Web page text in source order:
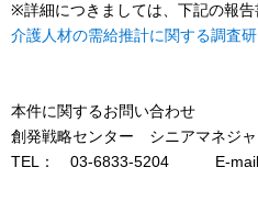
※詳細につきましては、下記の報告
介護人材の需給推計に関する調査
本件に関するお問い合わせ
創発戦略センター シニアマネ
TEL： 03-6833-5204 E-mail